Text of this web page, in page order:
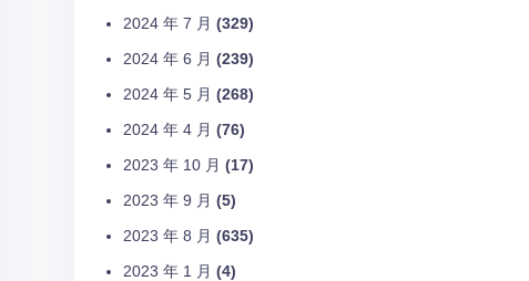
2024 年 7 月 (329)
2024 年 6 月 (239)
2024 年 5 月 (268)
2024 年 4 月 (76)
2023 年 10 月 (17)
2023 年 9 月 (5)
2023 年 8 月 (635)
2023 年 1 月 (4)